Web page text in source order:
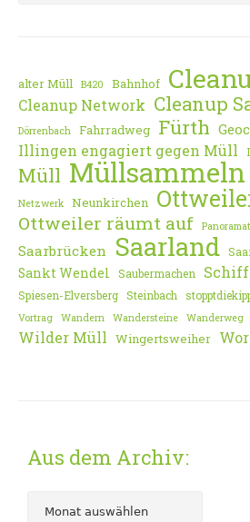
alter Müll B420 Bahnhof
Cleanup Network Cleanup
Dörrenbach Fahrradweg Fürth
Illingen engagiert gegen Müll
Müll Müllsammeln
Netzwerk Neunkirchen
Ottweiler räumt auf
Saarbrücken Saarland
Sankt Wendel
Saubermachen
Spiesen-Elversberg Steinbach
Vortrag Wandern Wandersteine Wanderweg
Wilder Müll Wingertsweiher
Aus dem Archiv: